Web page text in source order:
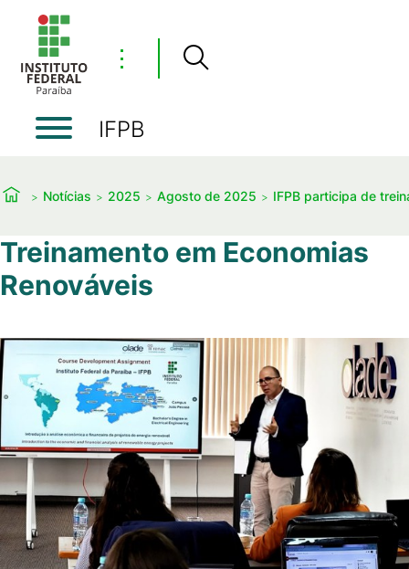
⋮
IFPB
Notícias 2025 Agosto de 2025 IFPB participa de
Treinamento em Economias
Renováveis